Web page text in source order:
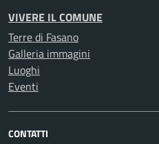
VIVERE IL COMUNE
Terre di Fasano
Galleria immagini
Luoghi
Eventi
CONTATTI